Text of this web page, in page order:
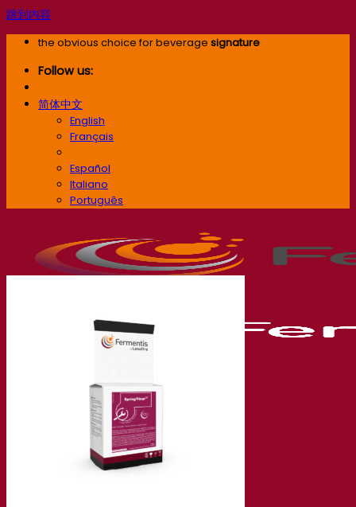
跳到内容
the obvious choice for beverage signature
Follow us:
简体中文
English
Français
Español
Italiano
Português
我们的公司
关于我们
发酵专家
Fermentis 园区